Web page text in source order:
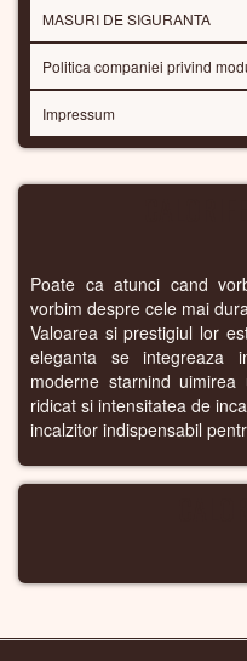
MASURI DE SIGURANTA
Politica companiei privind
Impressum
Poate ca atunci cand
vorbim despre cele mai
Valoarea si prestigiul lor
eleganta se integreaza
moderne starnind
ridicat si intensitatea de
incalzitor indispensabil